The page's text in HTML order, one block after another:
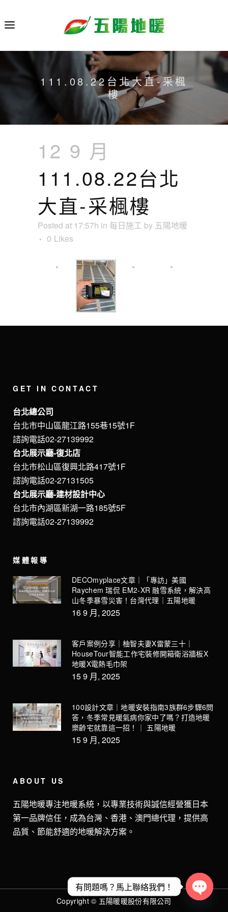
111.08.22台北大直-采楓
樓
12 9 月
111.08.22台北
大直-采楓樓
Posted at 17:57h in 每日施工 by 五陽地暖
0 Likes
GET IN CONTACT
台北總公司
台北市中山區龍江路155巷15號1F
諮詢電話02-27139992
台北展示廳-復北店
台北市松山區復興北路417號1F
諮詢電話02-27131505
台北展示廳-建材設計中心
台北市內湖區新湖一路185號5F
諮詢電話02-27139992
媒體報導
DECOmyplace文章｜「專訪」美國
Raychem 瑞侃 EM2-XR 融雪系統，解決高
山冬季暴雪災害！台灣代理｜五陽地暖
16 9 月, 2025
客戶案例分享｜柚智夫妻X雷蒙三十｜
HouseTour智能工作宅裝修開箱衛浴牆板X
地暖X電熱毛巾架
15 9 月, 2025
100設計文章｜地暖安裝指南3族群6步驟6問
答，冬季常見暖氣病你家中了嗎？打造地暖
樂齡宅就靠這一招！｜ 五陽地暖
15 9 月, 2025
ABOUT US
五陽地暖專注地暖系統，以專業技術與誠信經營獲日本
第一品牌信任，成為台灣、香港、澳門總代理，提供高
品質、節能舒適的地暖解決方案。
Copyright © 五陽暖暖股份有限公司
有問題嗎？馬上聯絡我們！